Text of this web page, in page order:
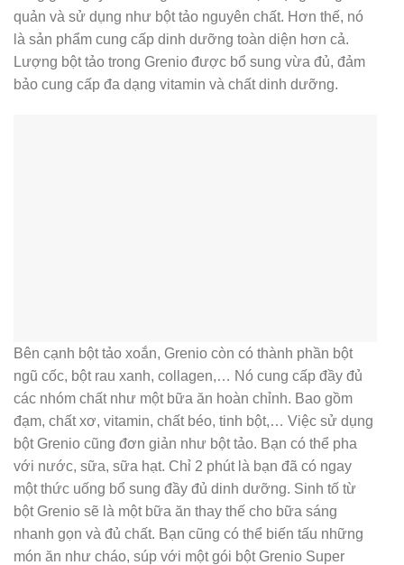
quản và sử dụng như bột tảo nguyên chất. Hơn thế, nó
là sản phẩm cung cấp dinh dưỡng toàn diện hơn cả.
Lượng bột tảo trong Grenio được bổ sung vừa đủ, đảm
bảo cung cấp đa dạng vitamin và chất dinh dưỡng.
Bên cạnh bột tảo xoắn, Grenio còn có thành phần bột
ngũ cốc, bột rau xanh, collagen,… Nó cung cấp đầy đủ
các nhóm chất như một bữa ăn hoàn chỉnh. Bao gồm
đạm, chất xơ, vitamin, chất béo, tinh bột,… Việc sử dụng
bột Grenio cũng đơn giản như bột tảo. Bạn có thể pha
với nước, sữa, sữa hạt. Chỉ 2 phút là bạn đã có ngay
một thức uống bổ sung đầy đủ dinh dưỡng. Sinh tố từ
bột Grenio sẽ là một bữa ăn thay thế cho bữa sáng
nhanh gọn và đủ chất. Bạn cũng có thể biến tấu những
món ăn như cháo, súp với một gói bột Grenio Super